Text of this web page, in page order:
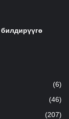
(6)
(46)
(207)